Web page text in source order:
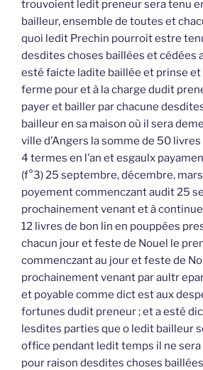
trouvoient ledit preneur sera tenu
bailleur, ensemble de toutes et
quoi ledit Prechin pourroit estre
desdites choses baillées et cédées
esté faicte ladite baillée et prinse
ferme pour et à la charge dudit
payer et bailler par chacune
bailleur en sa maison où il sera
ville d’Angers la somme de 50
4 termes en l’an et esgaulx
(f°3) 25 septembre, décembre,
poyement commenczant audit 25
prochainement venant et à
12 livres de bon lin en pouppées
chacun jour et feste de Nouel le
commenczant au jour et feste de
prochainement venant par aultr
et poyable comme dict est aux
fortunes dudit preneur ; et a esté
lesdites parties que o ledit bailleur
office pendant ledit temps il ne sera
pour raison desdites choses